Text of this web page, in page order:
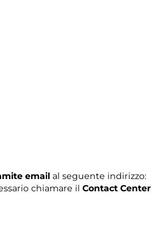
email al seguente indirizzo:
chiamare il Contact Center